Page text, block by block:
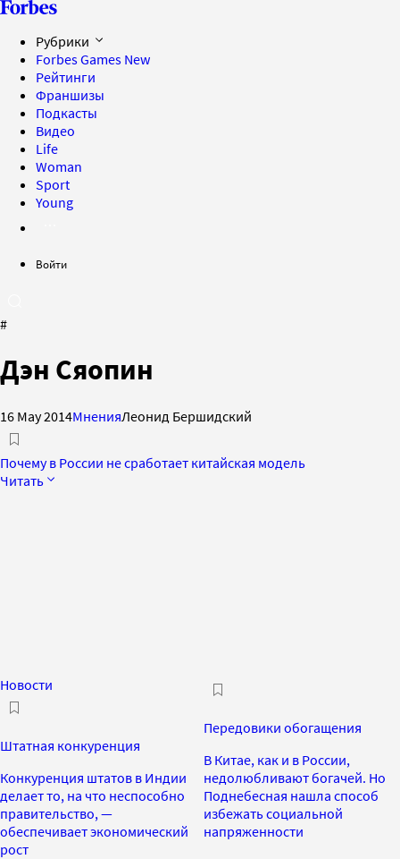
Рубрики
Forbes Games New
Рейтинги
Франшизы
Подкасты
Видео
Life
Woman
Sport
Young
Войти
#
Дэн Сяопин
16 May 2014МненияЛеонид Бершидский
Почему в России не сработает китайская модель
Читать
Новости
Штатная конкуренция
Конкуренция штатов в Индии
делает то, на что неспособно
правительство, —
обеспечивает экономический
рост
Передовики обогащения
В Китае, как и в России,
недолюбливают богачей. Но
Поднебесная нашла способ
избежать социальной
напряженности